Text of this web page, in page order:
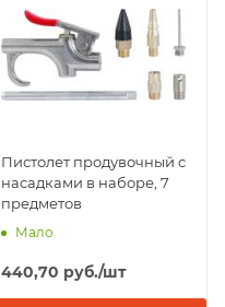
Пистолет продувочный с
насадками в наборе, 7
предметов
Мало
440,70 руб./шт